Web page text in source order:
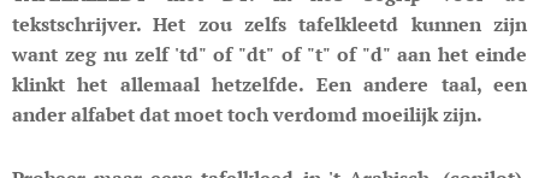
tekstschrijver. Het zou zelfs tafelkleetd kunnen zijn
want zeg nu zelf 'td" of "dt" of "t" of "d" aan het einde
klinkt het allemaal hetzelfde. Een andere taal, een
ander alfabet dat moet toch verdomd moeilijk zijn.